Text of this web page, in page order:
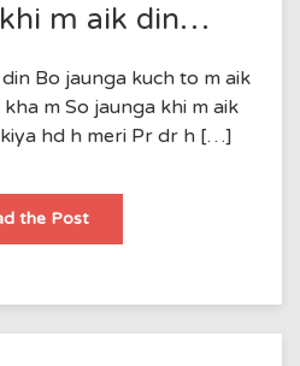
m aik din…
Bo jaunga kuch to m aik
m So jaunga khi m aik
hd h meri Pr dr h […]
the PostSo
khi
din…